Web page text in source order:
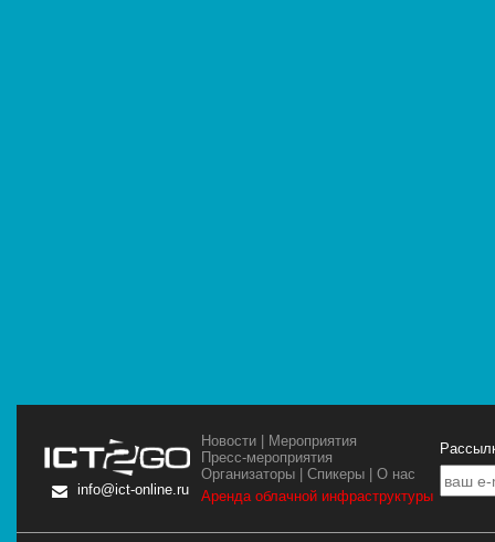
info@ict-online.ru
Новости
Мероприятия
Пресс-мероприятия
Организаторы |Спикеры |О нас
Аренда облачной инфраструктуры